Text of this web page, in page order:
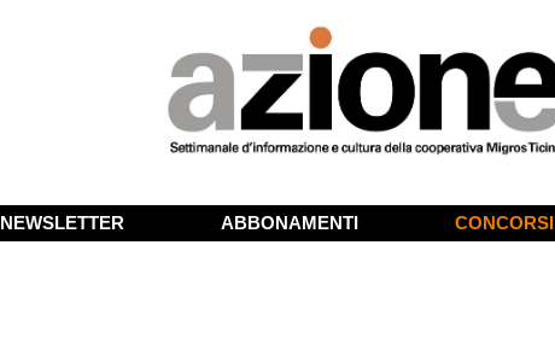
NEWSLETTER ABBONAMENTI CONCORSI